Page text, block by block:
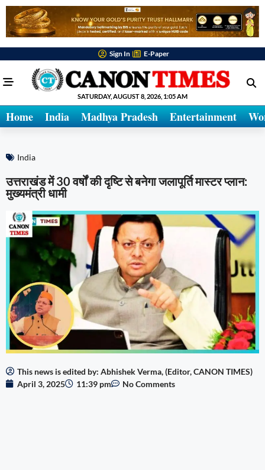
Sign In E-Paper
SATURDAY, AUGUST 8, 2026, 1:05 AM
Home India Madhya Pradesh Entertainment
India
उत्तराखंड में 30 वर्षों की दृष्टि से बनेगा जलापूर्ति मास्टर प्लान:
मुख्यमंत्री धामी
This news is edited by: Abhishek Verma, (Editor, CANON TIMES)
April 3, 2025
11:39 pm No Comments